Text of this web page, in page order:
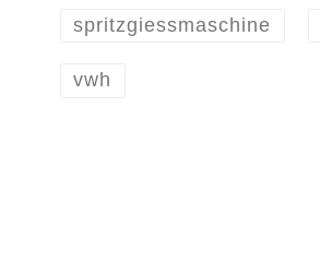
spritzgiessmaschine
vwh